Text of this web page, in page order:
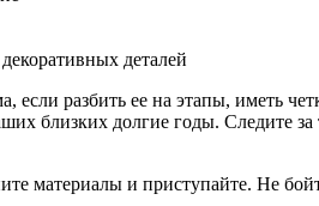
деталей
разбить ее на этапы, иметь
близких долгие годы.
материалы и приступайте. Не